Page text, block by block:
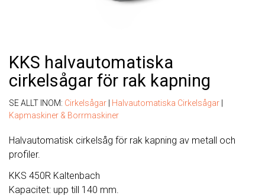
KKS halvautomatiska
cirkelsågar för rak kapning
SE ALLT INOM: Cirkelsågar | Halvautomatiska Cirkelsågar |
Kapmaskiner & Borrmaskiner
Halvautomatisk cirkelsåg för rak kapning av metall och
profiler.
KKS 450R Kaltenbach
Kapacitet: upp till 140 mm.